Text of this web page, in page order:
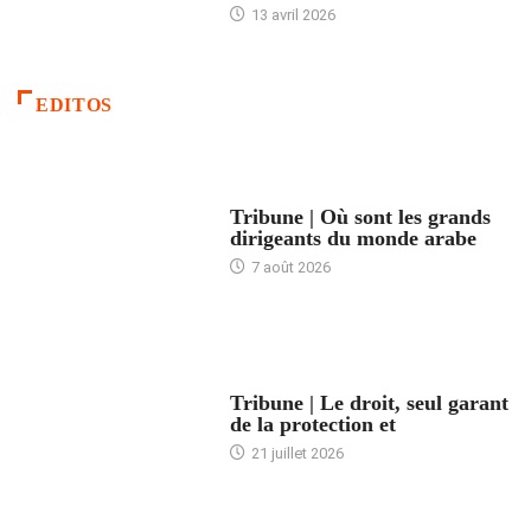
13 avril 2026
EDITOS
Tribune | Où sont les grands
dirigeants du monde arabe
7 août 2026
Tribune | Le droit, seul garant
de la protection et
21 juillet 2026